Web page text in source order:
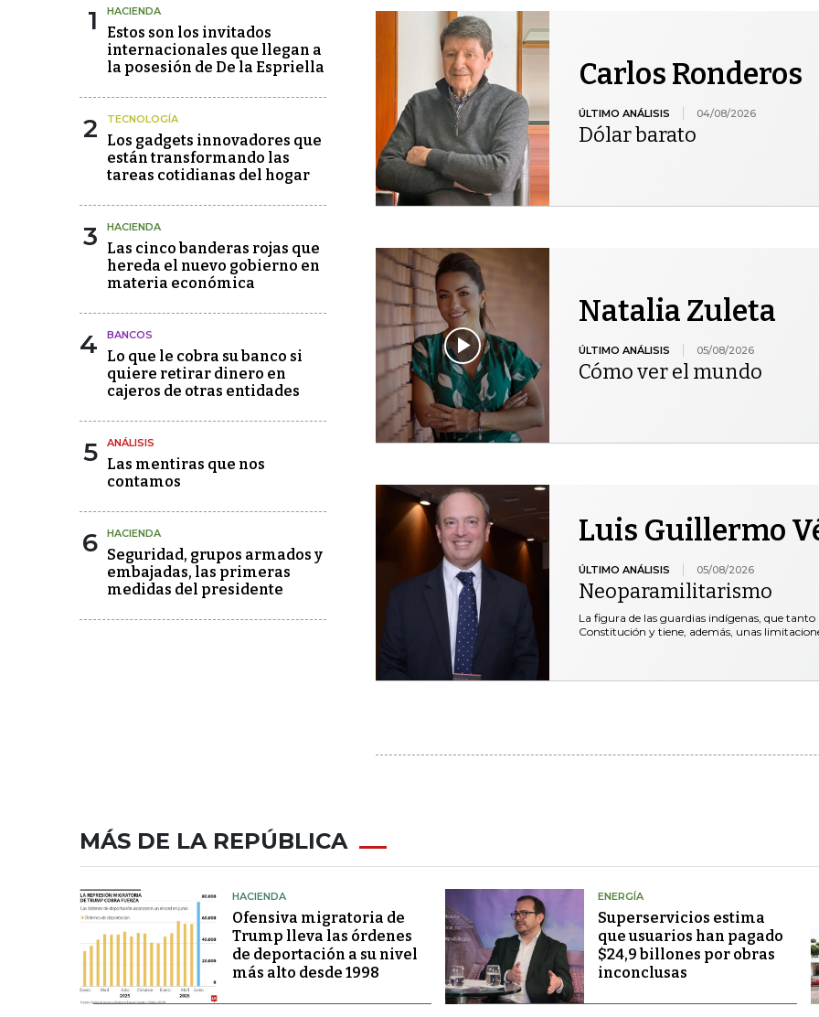
1 HACIENDA
Estos son los invitados
internacionales que llegan a
la posesión de De la Espriella
2 TECNOLOGÍA
Los gadgets innovadores que
están transformando las
tareas cotidianas del hogar
3 HACIENDA
Las cinco banderas rojas que
hereda el nuevo gobierno en
materia económica
4 BANCOS
Lo que le cobra su banco si
quiere retirar dinero en
cajeros de otras entidades
5 ANÁLISIS
Las mentiras que nos
contamos
6 HACIENDA
Seguridad, grupos armados y
embajadas, las primeras
medidas del presidente
Carlos Ronderos
ÚLTIMO ANÁLISIS 04/08/2026
Dólar barato
Natalia Zuleta
ÚLTIMO ANÁLISIS 05/08/2026
Cómo ver el mundo
Luis Guillermo
ÚLTIMO ANÁLISIS 05/08/2026
Neoparamilitarismo
La figura de las guardias indígenas, que
Constitución y tiene, además, unas
MÁS DE LA REPÚBLICA
HACIENDA
Ofensiva migratoria de
Trump lleva las órdenes
de deportación a su nivel
más alto desde 1998
ENERGÍA
Superservicios estima
que usuarios han pagado
$24,9 billones por obras
inconclusas